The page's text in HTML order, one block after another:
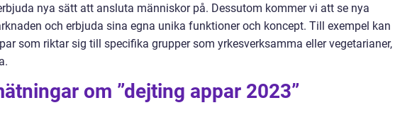
nya sätt att ansluta människor på. Dessutom kommer vi att se nya
och erbjuda sina egna unika funktioner och koncept. Till exempel kan
som riktar sig till specifika grupper som yrkesverksamma eller vegetarianer,
om ”dejting appar 2023”